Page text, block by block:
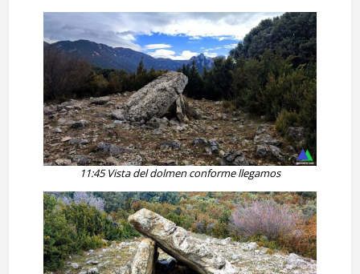
11:45 Vista del dolmen conforme llegamos